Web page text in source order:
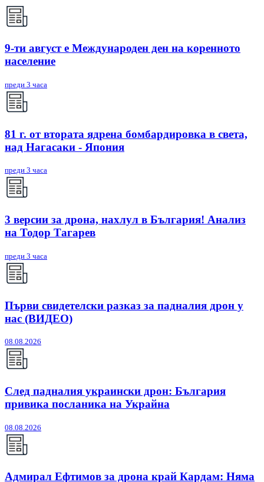
9-ти август е Международен ден на коренното
население
преди 3 часа
81 г. от втората ядрена бомбардировка в света,
над Нагасаки - Япония
преди 3 часа
3 версии за дрона, нахлул в България! Анализ
на Тодор Тагарев
преди 3 часа
Първи свидетелски разказ за падналия дрон у
нас (ВИДЕО)
08.08.2026
След падналия украински дрон: България
привика посланика на Украйна
08.08.2026
Адмирал Ефтимов за дрона край Кардам: Няма